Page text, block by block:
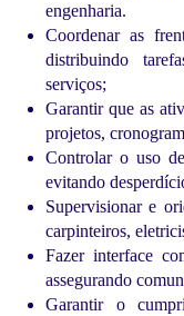
engenharia.
Coordenar as
distribuindo
serviços;
Garantir que as
projetos,
Controlar o uso
evitando
Supervisionar e
carpinteiros,
Fazer interface
assegurando
Garantir o